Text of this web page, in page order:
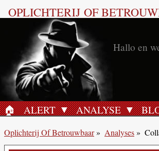
OPLICHTERIJ OF
HOME
🏠︎ ALERT ANALYSE
Oplichterij Of Betrouwbaar» Analyses»